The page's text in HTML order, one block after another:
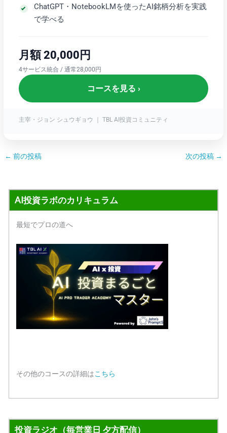
ChatGPT・NotebookLMを使ったAI銘柄分析を実践
で学べる
月額 20,000円
4サービス統合 / 通常28,000円
コースを見る ›
主宰・ジョン シュウギョウ ｜ TBL AI投資コミュニティ
← 前の投稿 次の投稿 →
AI投資ラボのカリキュラム
最短でプロの道へ
その他のコースの詳細はこちら
投資ラジオ（毎営業日 夕方配信）